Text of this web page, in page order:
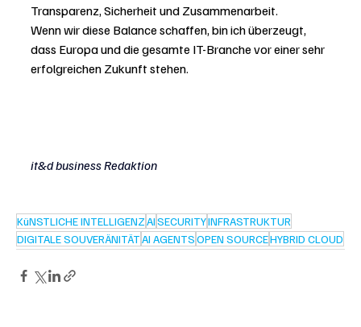
Transparenz, Sicherheit und Zusammenarbeit.
Wenn wir diese Balance schaffen, bin ich überzeugt,
dass Europa und die gesamte IT-Branche vor einer sehr
erfolgreichen Zukunft stehen.
it&d business Redaktion
KüNSTLICHE INTELLIGENZAISECURITYINFRASTRUKTUR
DIGITALE SOUVERÄNITÄTAI AGENTSOPEN SOURCEHYBRID CLOUD